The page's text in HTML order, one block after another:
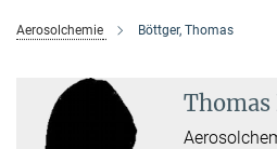
Aerosolchemie Böttger, Thomas